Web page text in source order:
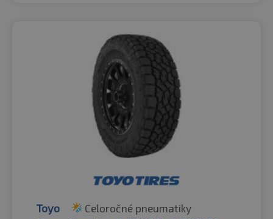
Toyo Celoročné pneumatiky